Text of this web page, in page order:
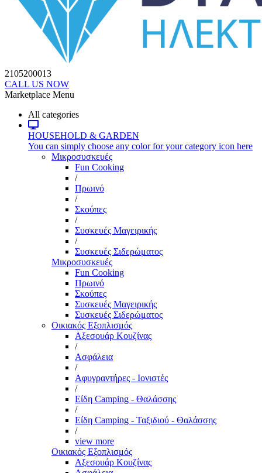
2105200013
CALL US NOW
Marketplace Menu
All categories
HOUSEHOLD & GARDEN
You can simply choose any color for your category icon here
Μικροσυσκευές
Fun Cooking
/
Πρωινό
/
Σκούπες
/
Συσκευές Μαγειρικής
/
Συσκευές Σιδερώματος
Μικροσυσκευές
Fun Cooking
Πρωινό
Σκούπες
Συσκευές Μαγειρικής
Συσκευές Σιδερώματος
Οικιακός Εξοπλισμός
Αξεσουάρ Κουζίνας
/
Ασφάλεια
/
Αφυγραντήρες - Ιονιστές
/
Είδη Camping - Θαλάσσης
/
Είδη Camping - Ταξιδιού - Θαλάσσης
/
view more
Οικιακός Εξοπλισμός
Αξεσουάρ Κουζίνας